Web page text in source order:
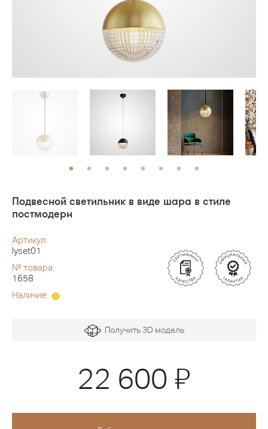
Подвесной светильник в виде шара в стиле
постмодерн
Артикул:
lyset01
№ товара:
1658
Наличие:
Получить 3D модель
22 600 Я